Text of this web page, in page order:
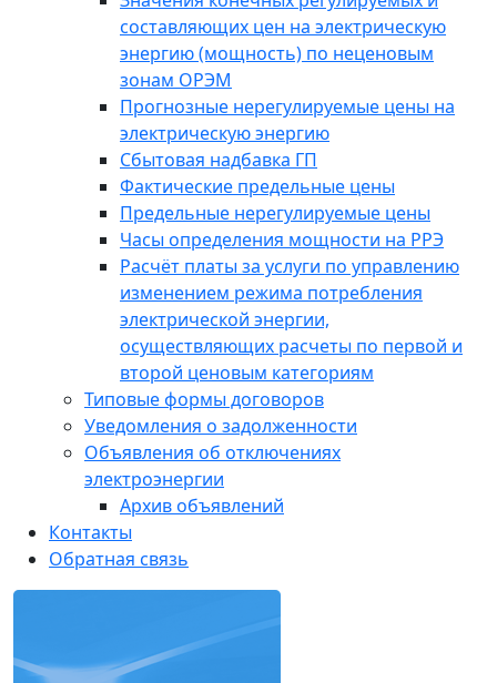
составляющих цен на электрическую
энергию (мощность) по неценовым
зонам ОРЭМ
Прогнозные нерегулируемые цены на
электрическую энергию
Сбытовая надбавка ГП
Фактические предельные цены
Предельные нерегулируемые цены
Часы определения мощности на РРЭ
Расчёт платы за услуги по управлению
изменением режима потребления
электрической энергии,
осуществляющих расчеты по первой и
второй ценовым категориям
Типовые формы договоров
Уведомления о задолженности
Объявления об отключениях
электроэнергии
Архив объявлений
Контакты
Обратная связь